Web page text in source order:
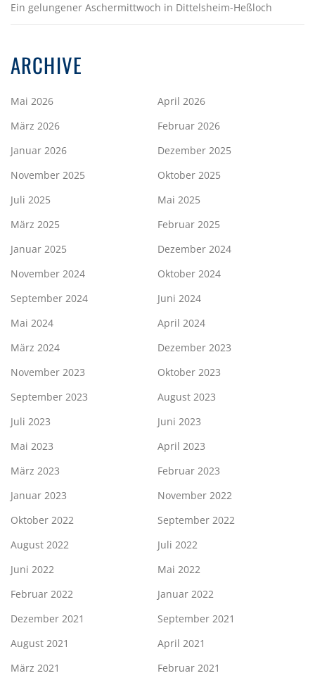
Ein gelungener Aschermittwoch in Dittelsheim-Heßloch
ARCHIVE
Mai 2026
April 2026
März 2026
Februar 2026
Januar 2026
Dezember 2025
November 2025
Oktober 2025
Juli 2025
Mai 2025
März 2025
Februar 2025
Januar 2025
Dezember 2024
November 2024
Oktober 2024
September 2024
Juni 2024
Mai 2024
April 2024
März 2024
Dezember 2023
November 2023
Oktober 2023
September 2023
August 2023
Juli 2023
Juni 2023
Mai 2023
April 2023
März 2023
Februar 2023
Januar 2023
November 2022
Oktober 2022
September 2022
August 2022
Juli 2022
Juni 2022
Mai 2022
Februar 2022
Januar 2022
Dezember 2021
September 2021
August 2021
April 2021
März 2021
Februar 2021